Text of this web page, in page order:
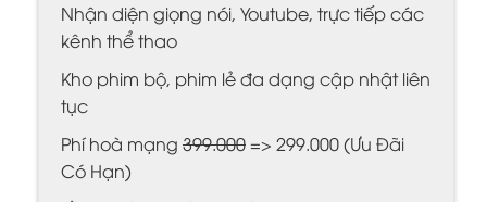
Nhận diện giọng nói, Youtube, trực tiếp các
kênh thể thao
Kho phim bộ, phim lẻ đa dạng cập nhật liên
tục
Phí hoà mạng 399.000=> 299.000 (Ưu Đãi
Có Hạn)